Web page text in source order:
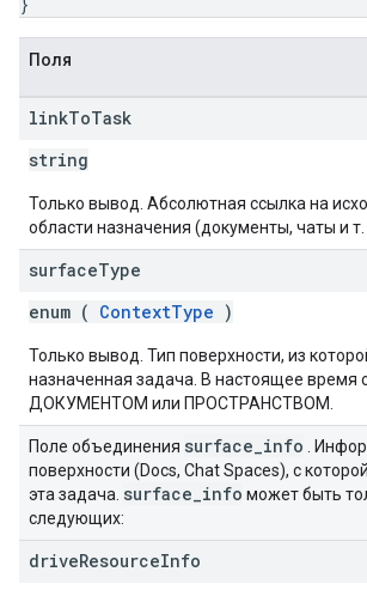
Поля
linkToTask
string
Только вывод. Абсолютная ссылка на
области назначения (документы, чаты и т.
surfaceType
enum ( ContextType )
Только вывод. Тип поверхности, из
назначенная задача. В настоящее время
ДОКУМЕНТОМ или ПРОСТРАНСТВОМ.
Поле объединения surface info .
поверхности (Docs, Chat Spaces), с
эта задача. surface info может быть
следующих:
driveResourceInfo